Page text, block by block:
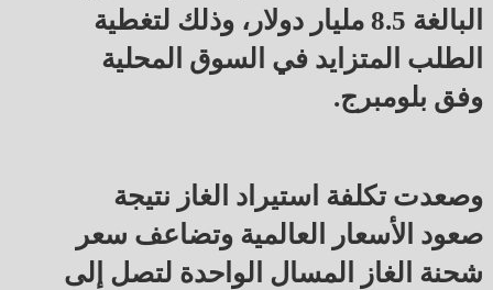
البالغة 8.5 مليار دولار، وذلك لتغطية
الطلب المتزايد في السوق المحلية
وفق بلومبرج.
وصعدت تكلفة استيراد الغاز نتيجة
صعود الأسعار العالمية وتضاعف سعر
شحنة الغاز المسال الواحدة لتصل إلى